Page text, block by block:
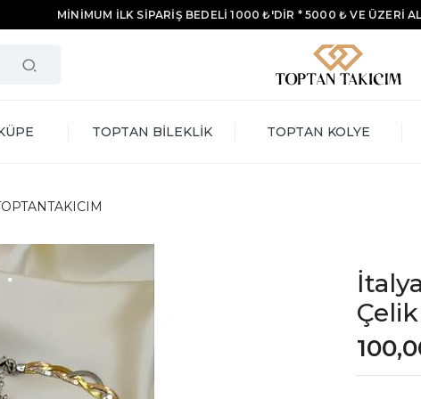
MİNİMUM İLK SİPARİŞ BEDELİ 1000 ₺'DİR * 5000 ₺ VE ÜZERİ
TOPTAN BİLEKLİK TOPTAN KOLYE